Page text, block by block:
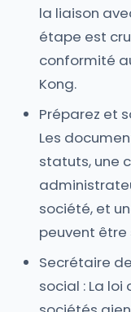
la liaison
étape est
conformité
Kong.
Préparez et
Les
statuts, une
société, et
peuvent
Secrétaire
social : La loi